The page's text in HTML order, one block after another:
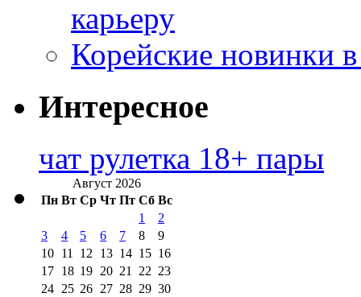
карьеру
Корейские новинки
Интересное
чат рулетка 18+ пары
Август 2026
Пн Вт Ср Чт Пт Сб Вс
1
2
3
4 5 6 7 8
9
10 11 12 13 14 15 16
17 18 19 20 21 22 23
24 25 26 27 28 29 30